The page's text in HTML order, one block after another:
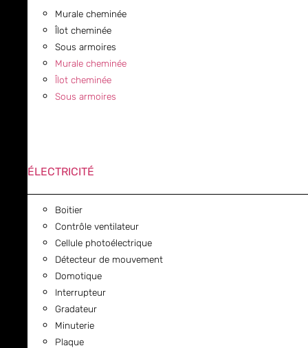
Murale cheminée
Îlot cheminée
Sous armoires
Murale cheminée
Îlot cheminée
Sous armoires
ÉLECTRICITÉ
Boitier
Contrôle ventilateur
Cellule photoélectrique
Détecteur de mouvement
Domotique
Interrupteur
Gradateur
Minuterie
Plaque